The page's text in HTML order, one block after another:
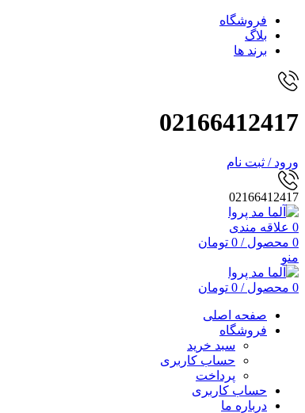
فروشگاه
بلاگ
برند ها
02166412417
ورود / ثبت نام
02166412417
0 علاقه مندی
0 محصول /
0 تومان
منو
0 محصول /
0 تومان
صفحه اصلی
فروشگاه
سبد خرید
حساب کاربری
پرداخت
حساب کاربری
درباره ما